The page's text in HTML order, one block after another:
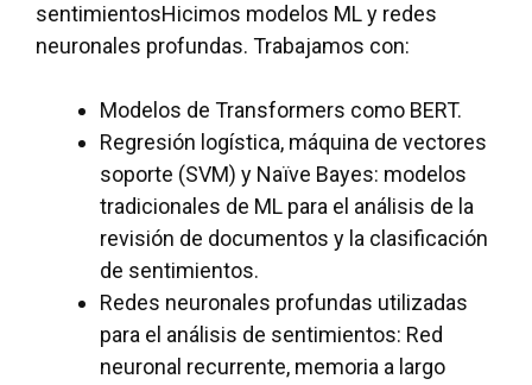
sentimientosHicimos modelos ML y redes
neuronales profundas. Trabajamos con:
Modelos de Transformers como BERT.
Regresión logística, máquina de vectores
soporte (SVM) y Naïve Bayes: modelos
tradicionales de ML para el análisis de la
revisión de documentos y la clasificación
de sentimientos.
Redes neuronales profundas utilizadas
para el análisis de sentimientos: Red
neuronal recurrente, memoria a largo